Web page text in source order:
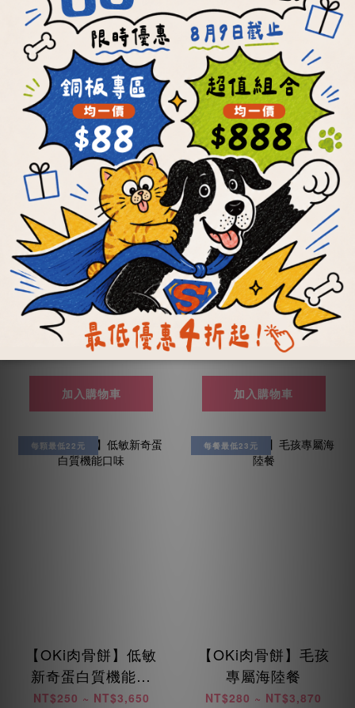
每顆最低19元
【OKi肉骨餅】彩色
均衡機能口味
NT$199 ~ NT$3,160
NT$5,572
加入購物車
每餐最低21元
【OKi肉骨餅】低脂
舒活機能口味
NT$220 ~ NT$3,470
NT$6,160
加入購物車
每顆最低22元
【OKi肉骨餅】低敏
新奇蛋白質機能口
味
NT$250 ~ NT$3,650
每餐最低23元
【OKi肉骨餅】毛孩
專屬海陸餐
NT$280 ~ NT$3,870